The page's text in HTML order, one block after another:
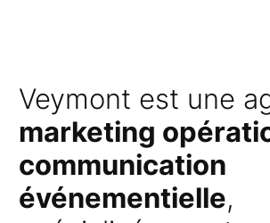
Veymont est une
marketing
communication
événementielle,